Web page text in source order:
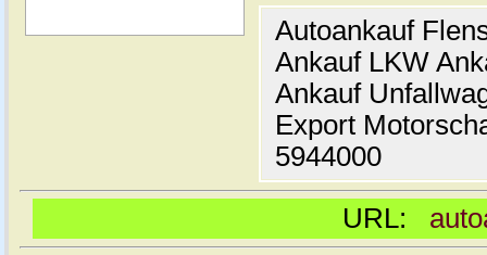
Autoankauf
Ankauf LKW
Ankauf
Export
5944000
URL: